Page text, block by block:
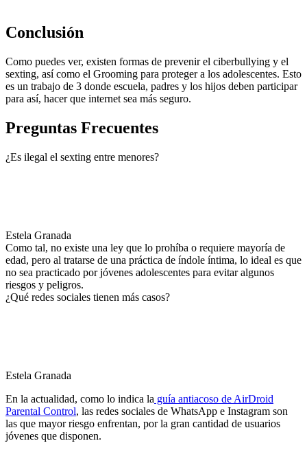
Conclusión
Como puedes ver, existen formas de prevenir el ciberbullying y el
sexting, así como el Grooming para proteger a los adolescentes. Esto
es un trabajo de 3 donde escuela, padres y los hijos deben participar
para así, hacer que internet sea más seguro.
Preguntas Frecuentes
¿Es ilegal el sexting entre menores?
Estela Granada
Como tal, no existe una ley que lo prohíba o requiere mayoría de
edad, pero al tratarse de una práctica de índole íntima, lo ideal es que
no sea practicado por jóvenes adolescentes para evitar algunos
riesgos y peligros.
¿Qué redes sociales tienen más casos?
Estela Granada
En la actualidad, como lo indica la guía antiacoso de AirDroid
Parental Control, las redes sociales de WhatsApp e Instagram son
las que mayor riesgo enfrentan, por la gran cantidad de usuarios
jóvenes que disponen.